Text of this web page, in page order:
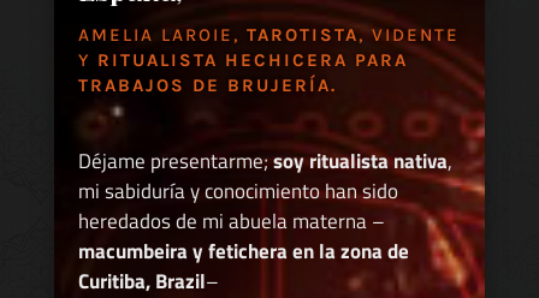
AMELIA LAROIE, TAROTISTA, VIDENTE
Y RITUALISTA HECHICERA PARA
TRABAJOS DE BRUJERÍA.
Déjame presentarme;soy ritualista nativa,
mi sabiduría y conocimiento han sido
heredados de mi abuela materna –
macumbeira y fetichera en la zona de
Curitiba, Brazil–